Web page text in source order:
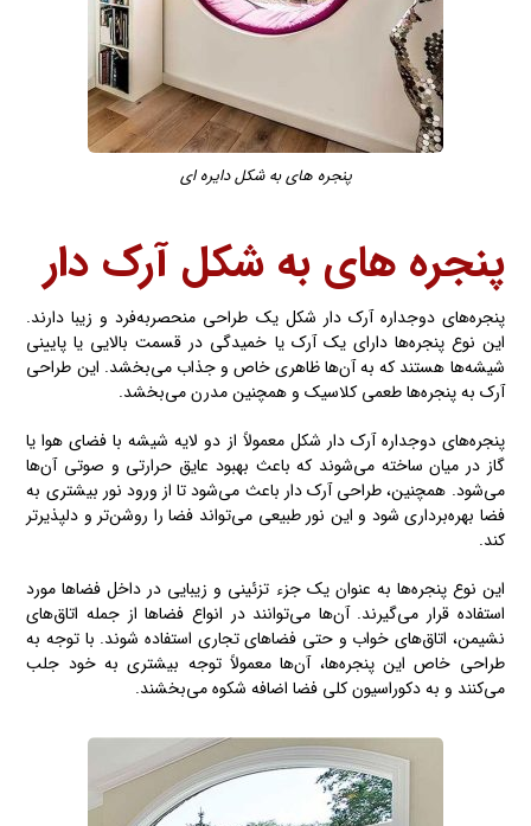
پنجره های به شکل دایره ای
پنجره های به شکلآرک دار
پنجره‌های دوجداره آرک دار شکل یک طراحی منحصربه‌فرد و زیبا دارند.
این نوع پنجره‌ها دارای یک آرک یا خمیدگی در قسمت بالایی یا پایینی
شیشه‌ها هستند که به آن‌ها ظاهری خاص و جذاب می‌بخشد. این طراحی
آرک به پنجره‌ها طعمی کلاسیک و همچنین مدرن می‌بخشد.
پنجره‌های دوجداره آرک دار شکل معمولاً از دو لایه شیشه با فضای هوا یا
گاز در میان ساخته می‌شوند که باعث بهبود عایق حرارتی و صوتی آن‌ها
می‌شود. همچنین، طراحی آرک دار باعث می‌شود تا از ورود نور بیشتری به
فضا بهره‌برداری شود و این نور طبیعی می‌تواند فضا را روشن‌تر و دلپذیرتر
کند.
این نوع پنجره‌ها به عنوان یک جزء تزئینی و زیبایی در داخل فضاها مورد
استفاده قرار می‌گیرند. آن‌ها می‌توانند در انواع فضاها از جمله اتاق‌های
نشیمن، اتاق‌های خواب و حتی فضاهای تجاری استفاده شوند. با توجه به
طراحی خاص این پنجره‌ها، آن‌ها معمولاً توجه بیشتری به خود جلب
می‌کنند و به دکوراسیون کلی فضا اضافه شکوه می‌بخشند.